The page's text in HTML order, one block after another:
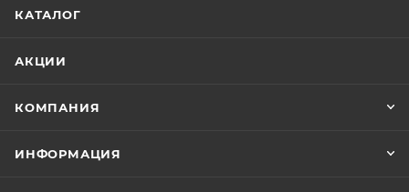
КАТАЛОГ
АКЦИИ
КОМПАНИЯ
ИНФОРМАЦИЯ